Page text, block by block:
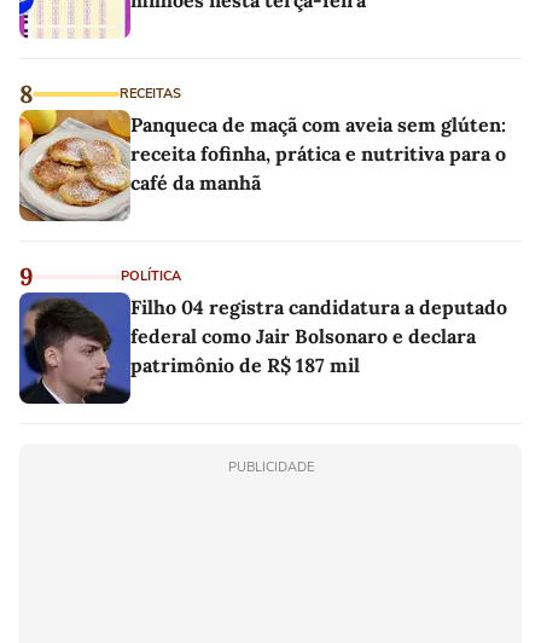
8 RECEITAS
Panqueca de maçã com aveia sem glúten:
receita fofinha, prática e nutritiva para o
café da manhã
9 POLÍTICA
Filho 04 registra candidatura a deputado
federal como Jair Bolsonaro e declara
patrimônio de R$ 187 mil
PUBLICIDADE